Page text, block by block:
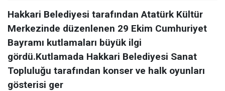
Hakkari Belediyesi tarafından Atatürk Kültür
Merkezinde düzenlenen 29 Ekim Cumhuriyet
Bayramı kutlamaları büyük ilgi
gördü.Kutlamada Hakkari Belediyesi Sanat
Topluluğu tarafından konser ve halk oyunları
gösterisi ger